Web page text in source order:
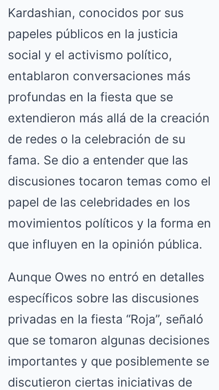
Kardashian, conocidos por sus
papeles públicos en la justicia
social y el activismo político,
entablaron conversaciones más
profundas en la fiesta que se
extendieron más allá de la creación
de redes o la celebración de su
fama. Se dio a entender que las
discusiones tocaron temas como el
papel de las celebridades en los
movimientos políticos y la forma en
que influyen en la opinión pública.
Aunque Owes no entró en detalles
específicos sobre las discusiones
privadas en la fiesta “Roja”, señaló
que se tomaron algunas decisiones
importantes y que posiblemente se
discutieron ciertas iniciativas de